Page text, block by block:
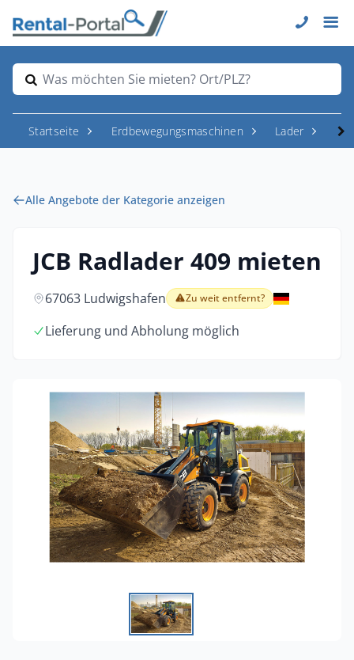
Was möchten Sie mieten? Ort/PLZ?
Startseite Erdbewegungsmaschinen Lader
Alle Angebote der Kategorie anzeigen
JCB Radlader 409 mieten
67063 Ludwigshafen Zu weit entfernt?
Lieferung und Abholung möglich